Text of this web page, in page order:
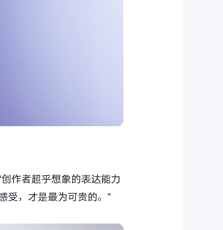
作者超乎想象的表达能力
受，才是最为可贵的。”